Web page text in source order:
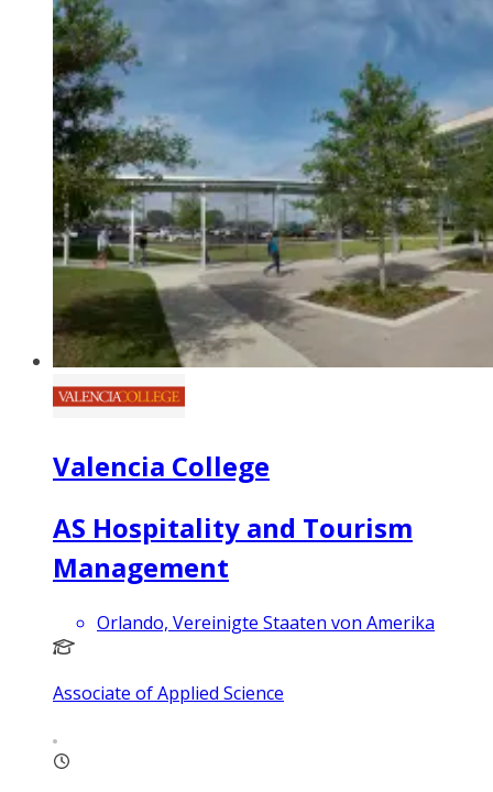
Valencia College
AS Hospitality and Tourism
Management
Orlando, Vereinigte Staaten von Amerika
Associate of Applied Science